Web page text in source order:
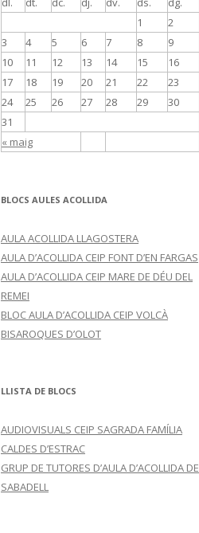
« maig
1
2
3
4 5 6 7 8
9
10
11 12 13 14 15
16
17
18 19 20 21 22
23
24
25 26 27 28 29
30
31
BLOCS AULES ACOLLIDA
AULA ACOLLIDA LLAGOSTERA
AULA D’ACOLLIDA CEIP FONT D’EN FARGAS
AULA D’ACOLLIDA CEIP MARE DE DÉU DEL
REMEI
BLOC AULA D’ACOLLIDA CEIP VOLCÀ
BISAROQUES D’OLOT
LLISTA DE BLOCS
AUDIOVISUALS CEIP SAGRADA FAMÍLIA
CALDES D’ESTRAC
GRUP DE TUTORES D’AULA D’ACOLLIDA DE
SABADELL